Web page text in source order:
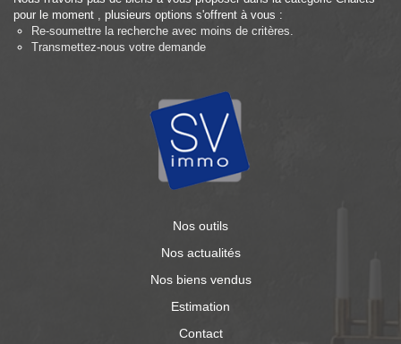
pour le moment , plusieurs options s'offrent à vous :
Re-soumettre la recherche avec moins de critères.
Transmettez-nous votre demande
Nos outils
Nos actualités
Nos biens vendus
Estimation
Contact